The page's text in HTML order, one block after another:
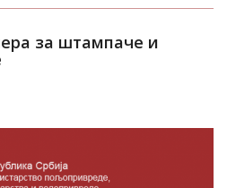
за штампаче и